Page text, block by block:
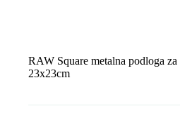
RAW Square metalna podloga za
23x23cm